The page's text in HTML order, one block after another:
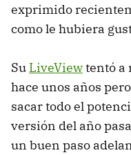
exprimido
como le hubiera
Su LiveViewtentó a
hace unos años
sacar todo el
versión del año
un buen paso